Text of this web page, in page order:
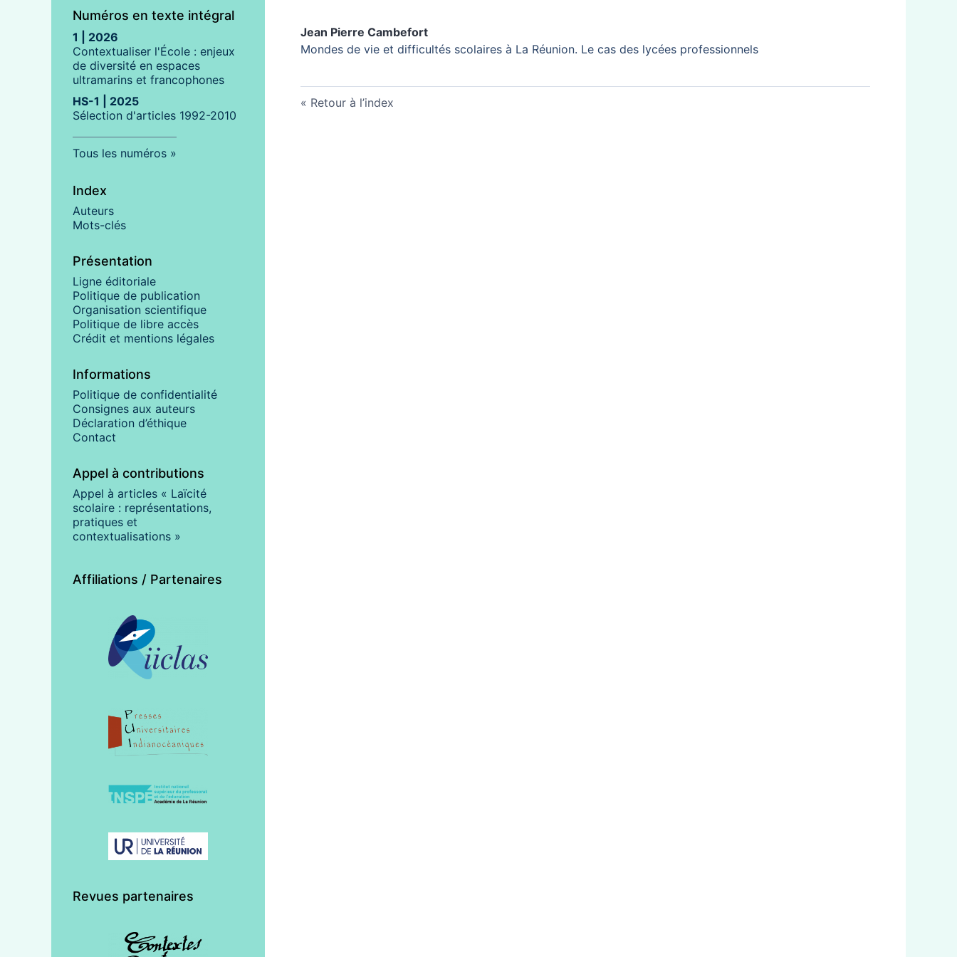
Numéros en texte intégral
1 | 2026
Contextualiser l'École : enjeux
de diversité en espaces
ultramarins et francophones
HS-1 | 2025
Sélection d'articles 1992-2010
Tous les numéros
Index
Auteurs
Mots-clés
Présentation
Ligne éditoriale
Politique de publication
Organisation scientifique
Politique de libre accès
Crédit et mentions légales
Informations
Politique de confidentialité
Consignes aux auteurs
Déclaration d’éthique
Contact
Appel à contributions
Appel à articles « Laïcité
scolaire : représentations,
pratiques et
contextualisations »
Affiliations / Partenaires
Revues partenaires
Jean Pierre Cambefort
Mondes de vie et difficultés scolaires à La Réunion. Le cas des lycées professionnels
Retour à l’index